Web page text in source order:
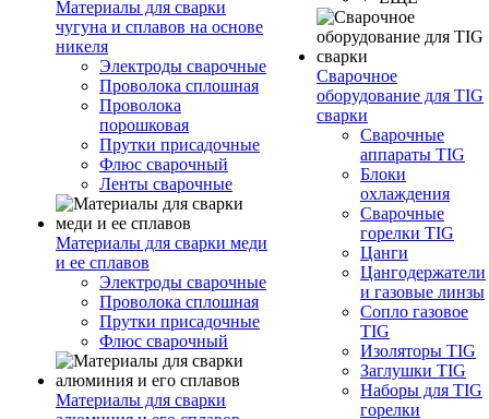
Материалы для сварки
чугуна и сплавов на основе
никеля
Электроды сварочные
Проволока сплошная
Проволока
порошковая
Прутки присадочные
Флюс сварочный
Ленты сварочные
Материалы для сварки меди
и ее сплавов
Электроды сварочные
Проволока сплошная
Прутки присадочные
Флюс сварочный
Материалы для сварки
Сварочное
оборудование для TIG
сварки
Сварочные
аппараты TIG
Блоки
охлаждения
Сварочные
горелки TIG
Цанги
Цангодержатели
и газовые линзы
Сопло газовое
TIG
Изоляторы TIG
Заглушки TIG
Наборы для TIG
горелки